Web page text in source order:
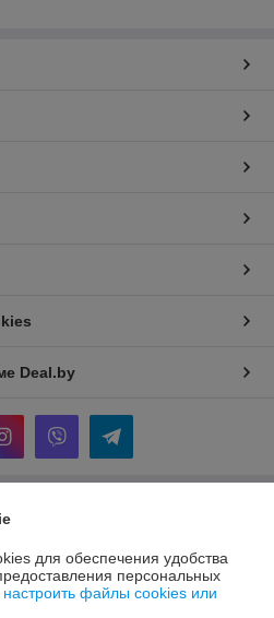
Deal.by
Бобруйск, ул. Ленина, д. 52, кв. 84
для обеспечения удобства
персональных
файлы cookies или